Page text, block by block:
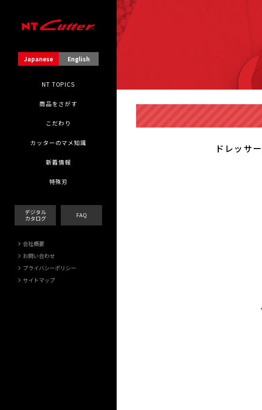
Japanese English
NT TOPICS
商品をさがす
こだわり
カッターのマメ知識
新着情報
特殊刃
デジタル
カタログ
FAQ
会社概要
お問い合わせ
プライバシーポリシー
サイトマップ
ドレッサ